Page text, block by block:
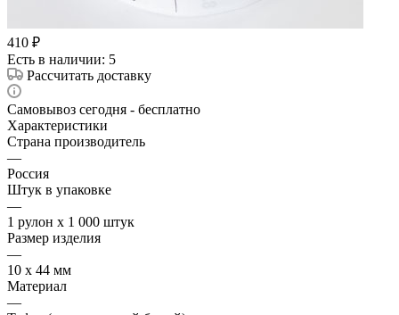
410 ₽
Есть в наличии: 5
Рассчитать доставку
Самовывоз сегодня - бесплатно
Характеристики
Страна производитель
—
Россия
Штук в упаковке
—
1 рулон х 1 000 штук
Размер изделия
—
10 х 44 мм
Материал
—